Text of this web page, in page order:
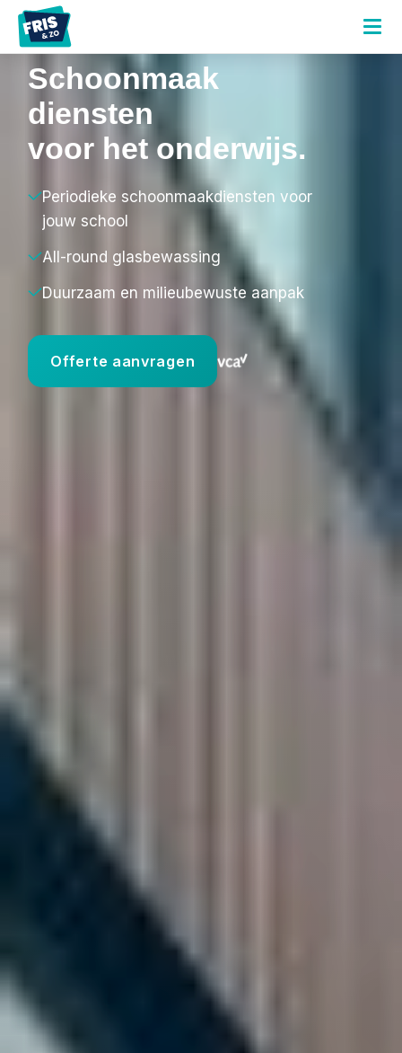
Schoonmaak
diensten
voor het onderwijs.
Periodieke schoonmaakdiensten voor
jouw school
All-round glasbewassing
Duurzaam en milieubewuste aanpak
Offerte aanvragen